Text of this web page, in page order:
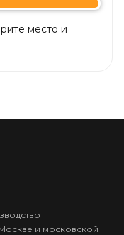
место и
и московской